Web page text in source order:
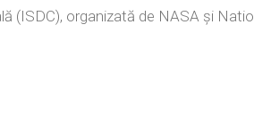
(ISDC), organizată de NASA şi